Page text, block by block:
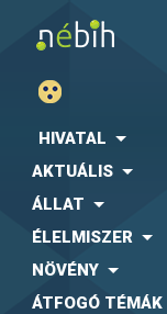
HIVATAL
AKTUÁLIS
ÁLLAT
ÉLELMISZER
NÖVÉNY
ÁTFOGÓ TÉMÁK